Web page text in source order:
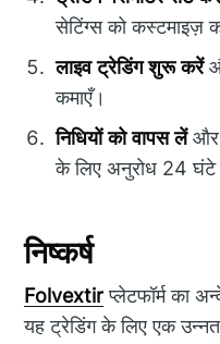
सेटिंग्स को कस्टमाइज़
लाइव ट्रेडिंग शुरू करें
कमाएँ।
निधियों को वापस लेंऔर
के लिए अनुरोध 24 घंटे
निष्कर्ष
Folvextirप्लेटफॉर्म का
यह ट्रेडिंग के लिए एक